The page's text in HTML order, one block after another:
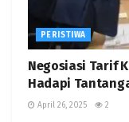
PERISTIWA
Negosiasi Tarif
Hadapi
April 26, 2025 2